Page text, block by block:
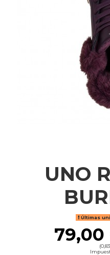
UNO
Últimas